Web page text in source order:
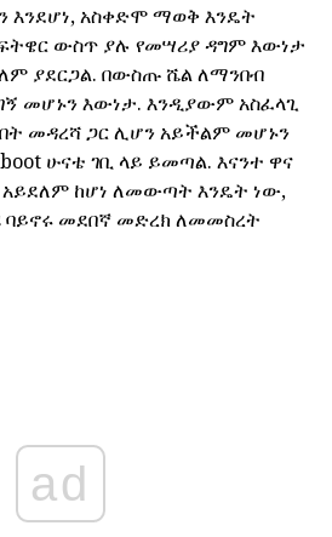
እንደሆነ, አስቀድሞ ማወቅ እንዴት
ውስጥ ያሉ የመሣሪያ ዳግም እውነታ
ያደርጋል. በውስጡ ሼል ለማንበብ
መሆኑን እውነታ. እንዲያውም አስፈላጊ
መዳረሻ ጋር ሊሆን አይችልም መሆኑን
ሁናቴ ገቢ ላይ ይመጣል. እናንተ ዋና
ከሆነ ለመውጣት እንዴት ነው,
ባይኖሩ መደበኛ መድረክ ለመመስረት
ad